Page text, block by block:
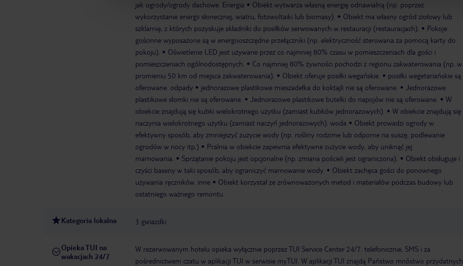
jak ogrody/ogrody dachowe. Energia
Obiekt wytwarza własną energię odnawialną (np. poprzez
wykorzystanie energii słonecznej, wiatru, fotowoltaiki lub biomasy).
Obiekt ma własny ogród ziołowy lub
szklarnię, z których pozyskuje składniki do posiłków serwowanych w restauracji (restauracjach).
Pokoje
gościnne wyposażone są w energooszczędne przełączniki (np. elektryczność sterowana za pomocą karty do
pokoju).
Oświetlenie LED jest używane przez co najmniej 80% czasu w pomieszczeniach dla gości i
pomieszczeniach ogólnodostępnych.
Co najmniej 80% żywności pochodzi z regionu zakwaterowania (np. w
promieniu 50 km od miejsca zakwaterowania).
Obiekt oferuje posiłki wegańskie.
posiłki wegetariańskie są
oferowane. odpady
jednorazowe plastikowe mieszadełka do koktajli nie są oferowane.
Jednorazowe
plastikowe słomki nie są oferowane.
Jednorazowe plastikowe butelki do napojów nie są oferowane.
W
obiekcie znajdują się kubki wielokrotnego użytku (zamiast kubków jednorazowych).
W obiekcie znajdują się
naczynia wielokrotnego użytku (zamiast naczyń jednorazowych). woda
Obiekt prowadzi ogrody w
efektywny sposób, aby zmniejszyć zużycie wody (np. rośliny rodzime lub odporne na suszę, podlewanie
ogrodów w nocy itp.)
Pralnia w obiekcie zapewnia efektywne zużycie wody, aby uniknąć jej
marnowania.
Sprzątanie pokoju jest opcjonalne (np. zmiana pościeli jest ograniczona).
Obiekt obsługuje i
czyści baseny w taki sposób, aby ograniczyć marnowanie wody.
Obiekt zachęca gości do ponownego
używania ręczników. inne
Obiekt korzystał ze zrównoważonych metod i materiałów podczas budowy lub
ostatniego ważnego remontu.
Kategoria lokalna 3 gwiazdki
Opieka TUI na
wakacjach 24/7
W rezerwowanym hotelu opieka wyłącznie poprzez TUI Service Center 24/7: telefonicznie, SMS i za
pośrednictwem czatu w aplikacji TUI w serwisie myTUI. W aplikacji TUI znajdą Państwo mnóstwo przydatnych